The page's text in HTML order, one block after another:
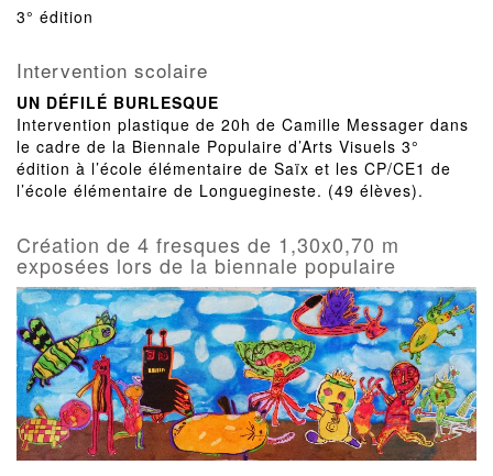
3° édition
Intervention scolaire
UN DÉFILÉ BURLESQUE
Intervention plastique de 20h de Camille Messager dans
le cadre de la Biennale Populaire d’Arts Visuels 3°
édition à l’école élémentaire de Saïx et les CP/CE1 de
l’école élémentaire de Longuegineste. (49 élèves).
Création de 4 fresques de 1,30x0,70 m
exposées lors de la biennale populaire